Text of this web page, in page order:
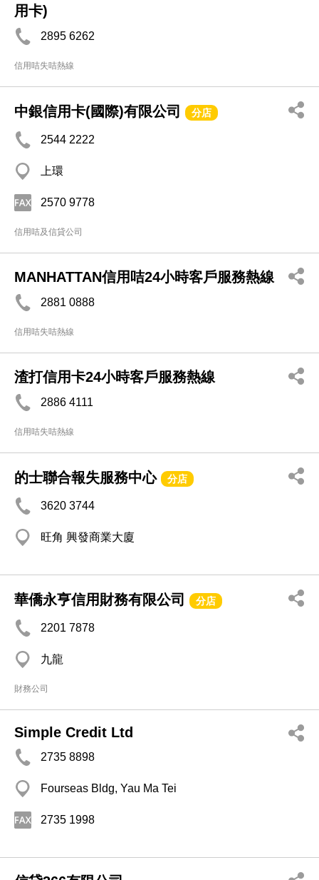
用卡)
2895 6262
信用咭失咭熱線
中銀信用卡(國際)有限公司 分店
2544 2222
上環
2570 9778
信用咭及信貸公司
MANHATTAN信用咭24小時客戶服務熱線
2881 0888
信用咭失咭熱線
渣打信用卡24小時客戶服務熱線
2886 4111
信用咭失咭熱線
的士聯合報失服務中心 分店
3620 3744
旺角 興發商業大廈
華僑永亨信用財務有限公司 分店
2201 7878
九龍
財務公司
Simple Credit Ltd
2735 8898
Fourseas Bldg, Yau Ma Tei
2735 1998